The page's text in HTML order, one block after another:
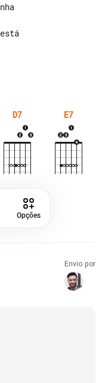
D7 E7
Opções
Envio por